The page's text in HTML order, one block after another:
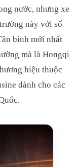
nước, nhưng xe
này với số
binh mới nhất
mà là Hongqi
hiệu thuộc
dành cho các